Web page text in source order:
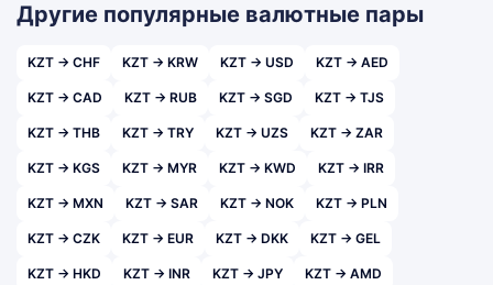
Другие популярные валютные пары
KZT → CHF KZT → KRW KZT → USD KZT → AED
KZT → CAD KZT → RUB KZT → SGD KZT → TJS
KZT → THB KZT → TRY KZT → UZS KZT → ZAR
KZT → KGS KZT → MYR KZT → KWD KZT → IRR
KZT → MXN KZT → SAR KZT → NOK KZT → PLN
KZT → CZK KZT → EUR KZT → DKK KZT → GEL
KZT → HKD KZT → INR KZT → JPY KZT → AMD